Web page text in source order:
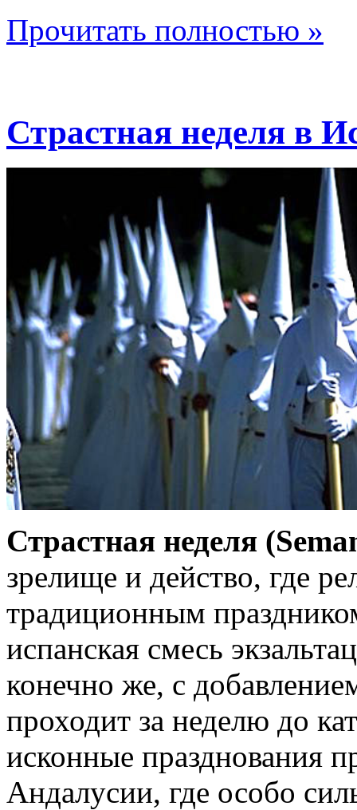
Прочитать полностью »
Страстная неделя в
Страстная неделя
зрелище и действо, где
традиционным
испанская смесь
конечно же, с
проходит за неделю до
исконные празднования
Андалусии, где особо